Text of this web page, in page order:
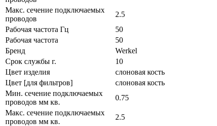
Макс. сечение подключаемых
проводов
2.5
Рабочая частота Гц
50
Рабочая частота
50
Бренд
Werkel
Срок службы г.
10
Цвет изделия
слоновая кость
Цвет [для фильтров]
слоновая кость
Мин. сечение подключаемых
проводов мм кв.
0.75
Макс. сечение подключаемых
проводов мм кв.
2.5